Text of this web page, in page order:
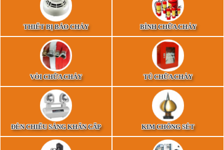
THIẾT BỊ BÁO CHÁY BÌNH CHỮA CHÁY
VÒI CHỮA CHÁY TỦ CHỮA CHÁY
ĐÈN CHIẾU SÁNG KHẨN CẤP KIM CHỐNG SÉT